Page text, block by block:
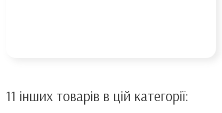
11 інших товарів в цій категорії: